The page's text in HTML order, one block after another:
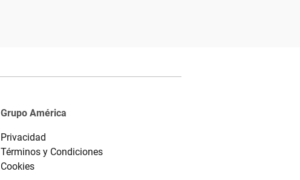
Grupo América
Privacidad
Términos y Condiciones
Cookies